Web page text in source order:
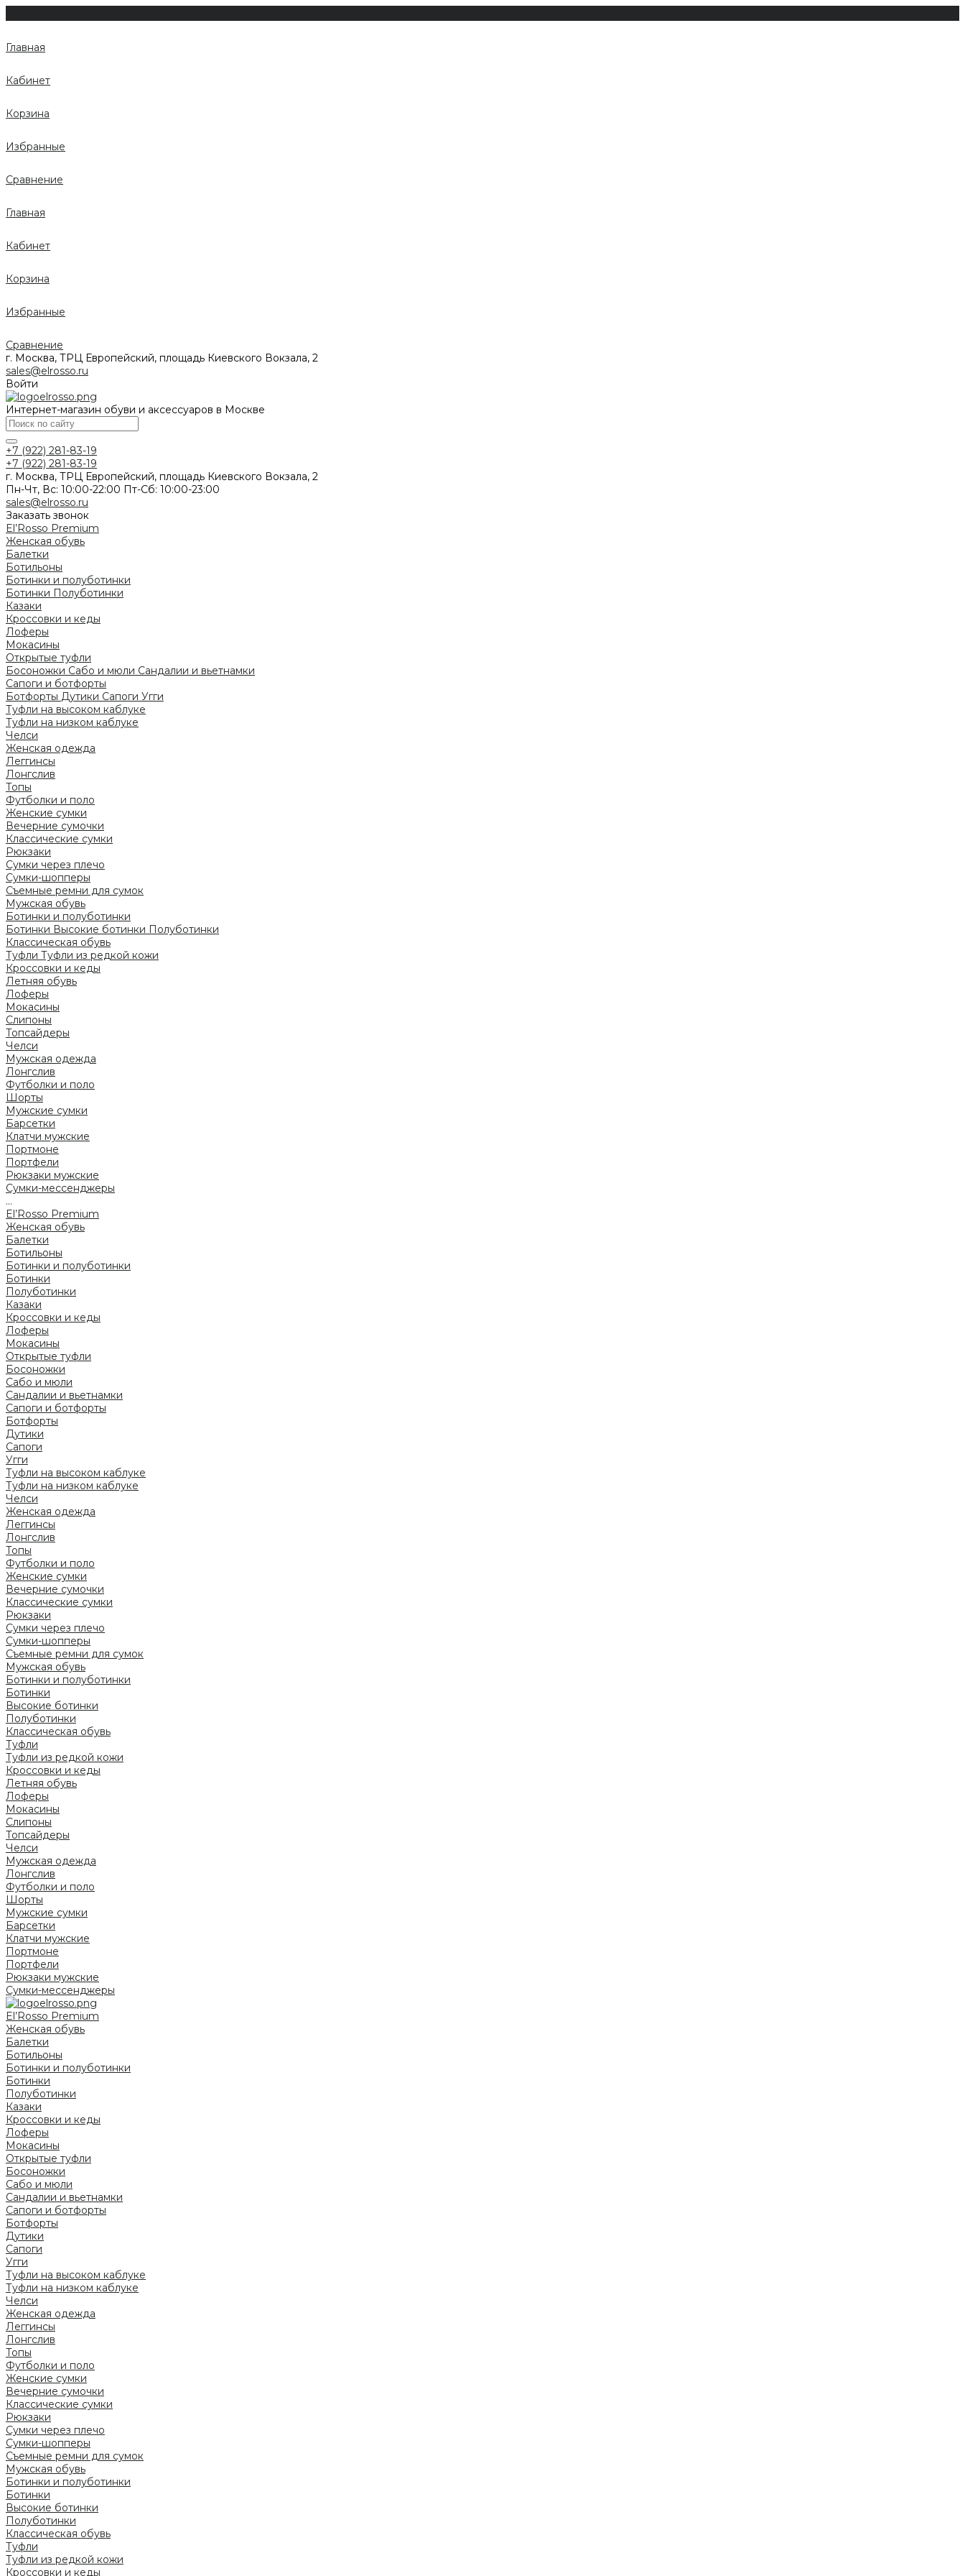
Главная
Кабинет
Корзина
Избранные
Сравнение
Главная
Кабинет
Корзина
Избранные
Сравнение
г. Москва, ТРЦ Европейский, площадь Киевского Вокзала, 2
sales@elrosso.ru
Войти
Интернет-магазин обуви и аксессуаров в Москве
+7 (922) 281-83-19
+7 (922) 281-83-19
г. Москва, ТРЦ Европейский, площадь Киевского Вокзала, 2
Пн-Чт, Вс: 10:00-22:00 Пт-Сб: 10:00-23:00
sales@elrosso.ru
Заказать звонок
El’Rosso Premium
Женская обувь
Балетки
Ботильоны
Ботинки и полуботинки
Ботинки Полуботинки
Казаки
Кроссовки и кеды
Лоферы
Мокасины
Открытые туфли
Босоножки Сабо и мюли Сандалии и вьетнамки
Сапоги и ботфорты
Ботфорты Дутики Сапоги Угги
Туфли на высоком каблуке
Туфли на низком каблуке
Челси
Женская одежда
Леггинсы
Лонгслив
Топы
Футболки и поло
Женские сумки
Вечерние сумочки
Классические сумки
Рюкзаки
Сумки через плечо
Сумки-шопперы
Съемные ремни для сумок
Мужская обувь
Ботинки и полуботинки
Ботинки Высокие ботинки Полуботинки
Классическая обувь
Туфли Туфли из редкой кожи
Кроссовки и кеды
Летняя обувь
Лоферы
Мокасины
Слипоны
Топсайдеры
Челси
Мужская одежда
Лонгслив
Футболки и поло
Шорты
Мужские сумки
Барсетки
Клатчи мужские
Портмоне
Портфели
Рюкзаки мужские
Сумки-мессенджеры
...
El’Rosso Premium
Женская обувь
Балетки
Ботильоны
Ботинки и полуботинки
Ботинки
Полуботинки
Казаки
Кроссовки и кеды
Лоферы
Мокасины
Открытые туфли
Босоножки
Сабо и мюли
Сандалии и вьетнамки
Сапоги и ботфорты
Ботфорты
Дутики
Сапоги
Угги
Туфли на высоком каблуке
Туфли на низком каблуке
Челси
Женская одежда
Леггинсы
Лонгслив
Топы
Футболки и поло
Женские сумки
Вечерние сумочки
Классические сумки
Рюкзаки
Сумки через плечо
Сумки-шопперы
Съемные ремни для сумок
Мужская обувь
Ботинки и полуботинки
Ботинки
Высокие ботинки
Полуботинки
Классическая обувь
Туфли
Туфли из редкой кожи
Кроссовки и кеды
Летняя обувь
Лоферы
Мокасины
Слипоны
Топсайдеры
Челси
Мужская одежда
Лонгслив
Футболки и поло
Шорты
Мужские сумки
Барсетки
Клатчи мужские
Портмоне
Портфели
Рюкзаки мужские
Сумки-мессенджеры
El’Rosso Premium
Женская обувь
Балетки
Ботильоны
Ботинки и полуботинки
Ботинки
Полуботинки
Казаки
Кроссовки и кеды
Лоферы
Мокасины
Открытые туфли
Босоножки
Сабо и мюли
Сандалии и вьетнамки
Сапоги и ботфорты
Ботфорты
Дутики
Сапоги
Угги
Туфли на высоком каблуке
Туфли на низком каблуке
Челси
Женская одежда
Леггинсы
Лонгслив
Топы
Футболки и поло
Женские сумки
Вечерние сумочки
Классические сумки
Рюкзаки
Сумки через плечо
Сумки-шопперы
Съемные ремни для сумок
Мужская обувь
Ботинки и полуботинки
Ботинки
Высокие ботинки
Полуботинки
Классическая обувь
Туфли
Туфли из редкой кожи
Кроссовки и кеды